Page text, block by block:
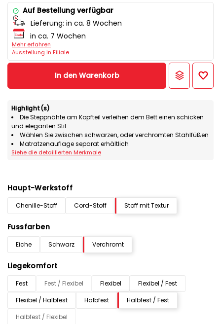
Auf Bestellung verfügbar
Lieferung: in ca. 8 Wochen
in ca. 7 Wochen
Mehr erfahren
Ausstellung in Filiale
In den Warenkorb
Highlight(s)
Die Steppnähte am Kopfteil verleihen dem Bett einen schicken
und eleganten Stil
Wählen Sie zwischen schwarzen, oder verchromten Stahlfüßen
Matratzenauflage separat erhältlich
Siehe die detaillierten Merkmale
Haupt-Werkstoff
Chenille-Stoff Cord-Stoff Stoff mit Textur
Fussfarben
Eiche Schwarz Verchromt
Liegekomfort
Fest Fest / Flexibel Flexibel
Flexibel / Fest
Flexibel / Halbfest
Halbfest
Halbfest / Fest
Halbfest / Flexibel